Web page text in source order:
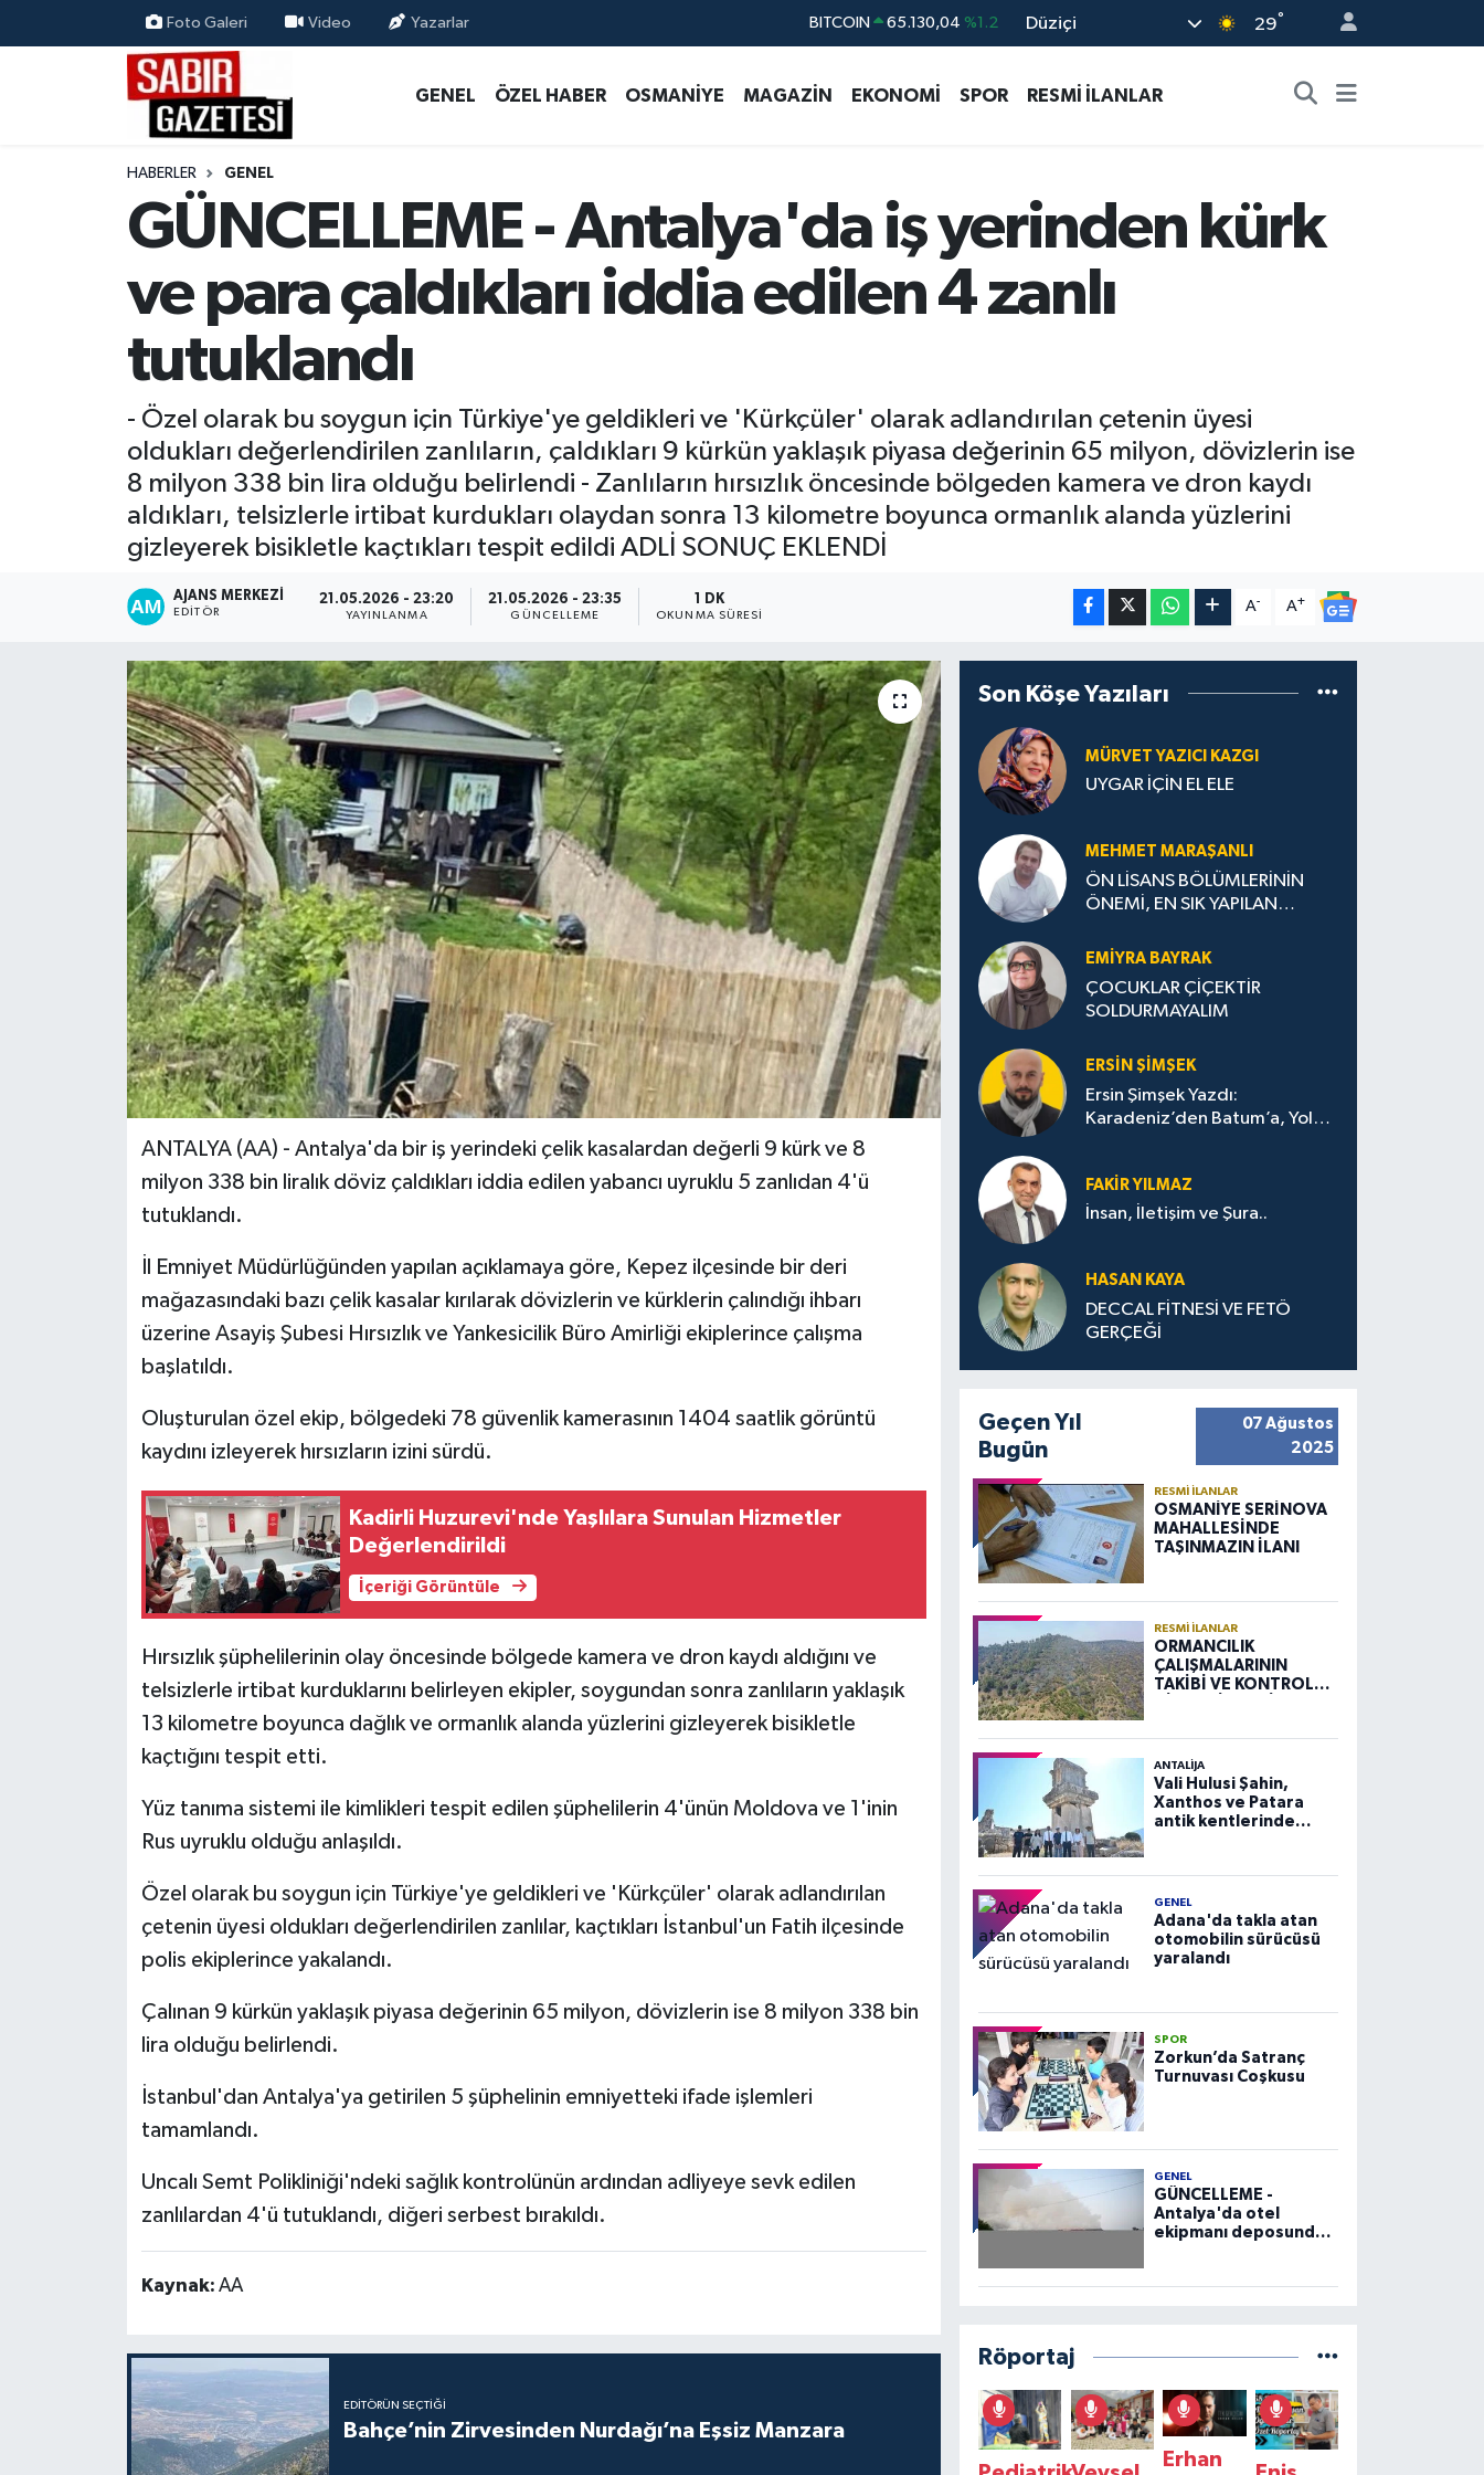
Foto Galeri Video Yazarlar DOLAR 47,7106 %0.17
STERLİN 64,4046 %0.35
BITCOIN 65.130,04 %1.2
Düziçi 29°
GENEL ÖZEL HABER OSMANİYE MAGAZİN EKONOMİ SPOR RESMİ İLANLAR
HABERLER GENEL
GÜNCELLEME - Antalya'da iş yerinden kürk
ve para çaldıkları iddia edilen 4 zanlı
tutuklandı
- Özel olarak bu soygun için Türkiye'ye geldikleri ve 'Kürkçüler' olarak adlandırılan çetenin üyesi
oldukları değerlendirilen zanlıların, çaldıkları 9 kürkün yaklaşık piyasa değerinin 65 milyon, dövizlerin ise
8 milyon 338 bin lira olduğu belirlendi - Zanlıların hırsızlık öncesinde bölgeden kamera ve dron kaydı
aldıkları, telsizlerle irtibat kurdukları olaydan sonra 13 kilometre boyunca ormanlık alanda yüzlerini
gizleyerek bisikletle kaçtıkları tespit edildi ADLİ SONUÇ EKLENDİ
AJANS MERKEZI
EDITÖR
21.05.2026 - 23:20
YAYINLANMA
21.05.2026 - 23:35
GÜNCELLEME
1 DK
OKUNMA SÜRESI
A- A+
ANTALYA (AA) - Antalya'da bir iş yerindeki çelik kasalardan değerli 9 kürk ve 8
milyon 338 bin liralık döviz çaldıkları iddia edilen yabancı uyruklu 5 zanlıdan 4'ü
tutuklandı.
İl Emniyet Müdürlüğünden yapılan açıklamaya göre, Kepez ilçesinde bir deri
mağazasındaki bazı çelik kasalar kırılarak dövizlerin ve kürklerin çalındığı ihbarı
üzerine Asayiş Şubesi Hırsızlık ve Yankesicilik Büro Amirliği ekiplerince çalışma
başlatıldı.
Oluşturulan özel ekip, bölgedeki 78 güvenlik kamerasının 1404 saatlik görüntü
kaydını izleyerek hırsızların izini sürdü.
Kadirli Huzurevi'nde Yaşlılara Sunulan Hizmetler
Değerlendirildi
İçeriği Görüntüle
Hırsızlık şüphelilerinin olay öncesinde bölgede kamera ve dron kaydı aldığını ve
telsizlerle irtibat kurduklarını belirleyen ekipler, soygundan sonra zanlıların yaklaşık
13 kilometre boyunca dağlık ve ormanlık alanda yüzlerini gizleyerek bisikletle
kaçtığını tespit etti.
Yüz tanıma sistemi ile kimlikleri tespit edilen şüphelilerin 4'ünün Moldova ve 1'inin
Rus uyruklu olduğu anlaşıldı.
Özel olarak bu soygun için Türkiye'ye geldikleri ve 'Kürkçüler' olarak adlandırılan
çetenin üyesi oldukları değerlendirilen zanlılar, kaçtıkları İstanbul'un Fatih ilçesinde
polis ekiplerince yakalandı.
Çalınan 9 kürkün yaklaşık piyasa değerinin 65 milyon, dövizlerin ise 8 milyon 338 bin
lira olduğu belirlendi.
İstanbul'dan Antalya'ya getirilen 5 şüphelinin emniyetteki ifade işlemleri
tamamlandı.
Uncalı Semt Polikliniği'ndeki sağlık kontrolünün ardından adliyeye sevk edilen
zanlılardan 4'ü tutuklandı, diğeri serbest bırakıldı.
Kaynak: AA
EDITÖRÜN SEÇTIĞI
Bahçe’nin Zirvesinden Nurdağı’na Eşsiz Manzara
Son Köşe Yazıları
MÜRVET YAZICI KAZGI
UYGAR İÇİN EL ELE
MEHMET MARAŞANLI
ÖN LİSANS BÖLÜMLERİNİN
ÖNEMİ, EN SIK YAPILAN
STRATEJİLERİ
EMIYRA BAYRAK
ÇOCUKLAR ÇİÇEKTİR
SOLDURMAYALIM
ERSIN ŞIMŞEK
Ersin Şimşek Yazdı:
Karadeniz’den Batum’a, Yolun
FAKIR YILMAZ
İnsan, İletişim ve Şura..
HASAN KAYA
DECCAL FİTNESİ VE FETÖ
GERÇEĞİ
Geçen Yıl
Bugün
07 Ağustos
2025
RESMI İLANLAR
OSMANİYE SERİNOVA
MAHALLESİNDE
TAŞINMAZIN İLANI
RESMI İLANLAR
ORMANCILIK
ÇALIŞMALARININ
TAKİBİ VE KONTROLÜ
ANTALIJA
Vali Hulusi Şahin,
Xanthos ve Patara
antik kentlerinde
GENEL
Adana'da takla atan
otomobilin sürücüsü
yaralandı
SPOR
Zorkun’da Satranç
Turnuvası Coşkusu
GENEL
GÜNCELLEME -
Antalya'da otel
ekipmanı deposunda
Röportaj
Erhan
ÖZEL HABER
MAGAZİN
EKONOMİ
RESMİ İLANLAR
Osmaniye Nöbetçi Eczaneler
Osmaniye Hava Durumu
Osmaniye Trafik Yoğunluk Haritası
Süper Lig Puan Durumu ve Fikstür
Tüm Manşetler
Son Dakika Haberleri
Haber Arşivi